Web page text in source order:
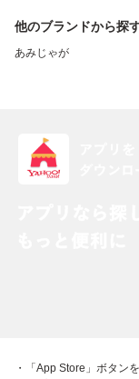
他のブランドから探
あみじゃが
・「App Store」ボタン